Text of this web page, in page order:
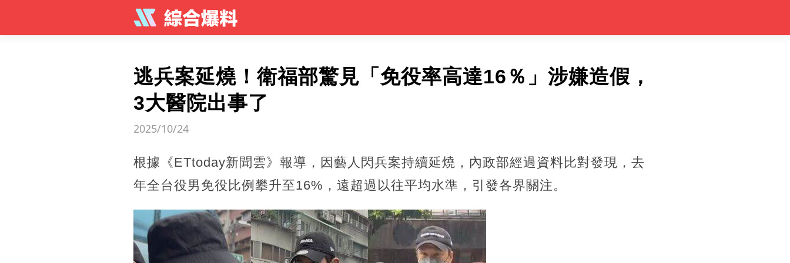
逃兵案延燒！衛福部驚見「免役率高達16％」涉嫌造假，
3大醫院出事了
2025/10/24
根據《ETtoday新聞雲》報導，因藝人閃兵案持續延燒，內政部經過資料比對發現，去
年全台役男免役比例攀升至16%，遠超過以往平均水準，引發各界關注。